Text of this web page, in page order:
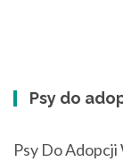
Psy do
Psy Do Adopcji